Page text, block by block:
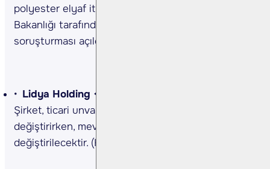
polyester elyaf ithalatına yönelik olarak Ticaret
Bakanlığı tarafından nihai gözden geçirme
soruşturması açıldı. (Kaynak: Resmi Gazete)
Lidya Holding <LYDHO TI>, Milpa <MIPAZ TI>
Şirket, ticari unvanını “Lydia Holding” olarak
değiştirirken, mevcut borsa kodu LYDHO olarak
değiştirilecektir. (Kaynak: KAP)